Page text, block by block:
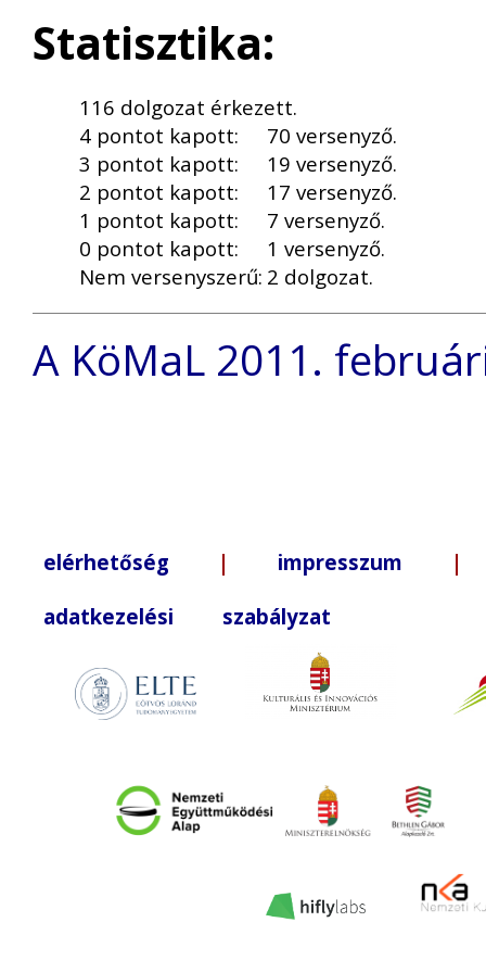
Statisztika:
116 dolgozat érkezett.
4 pontot kapott:
70 versenyző.
3 pontot kapott:
19 versenyző.
2 pontot kapott:
17 versenyző.
1 pontot kapott:
7 versenyző.
0 pontot kapott:
1 versenyző.
Nem versenyszerű: 2 dolgozat.
A KöMaL 2011.
elérhetőség | impresszum |
adatkezelési szabályzat